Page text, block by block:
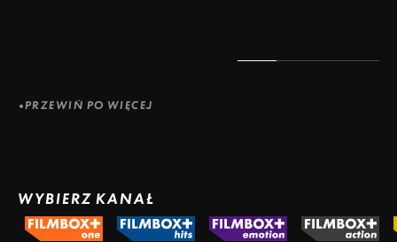
PRZEWIŃ PO WIĘCEJ
WYBIERZ KANAŁ